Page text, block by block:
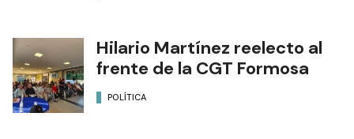
Hilario Martínez reelecto al
frente de la CGT Formosa
POLÍTICA